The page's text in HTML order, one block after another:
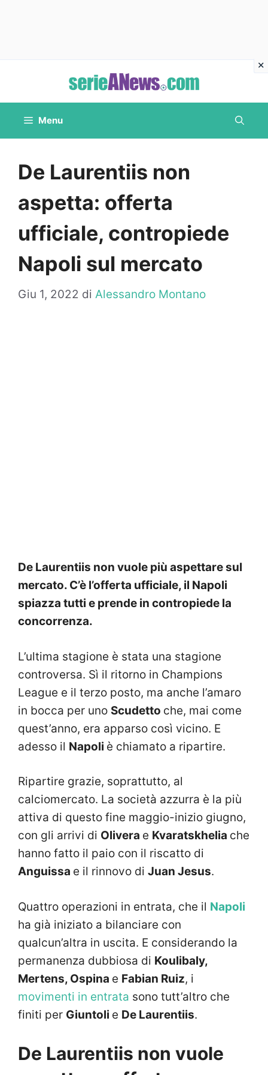
contenuto
Menu
De Laurentiis non
aspetta: offerta
ufficiale, contropiede
Napoli sul mercato
Giu 1, 2022 di Alessandro Montano
De Laurentiis non vuole più aspettare sul
mercato. C’è l’offerta ufficiale, il Napoli
spiazza tutti e prende in contropiede la
concorrenza.
L’ultima stagione è stata una stagione
controversa. Sì il ritorno in Champions
League e il terzo posto, ma anche l’amaro
in bocca per uno Scudetto che, mai come
quest’anno, era apparso così vicino. E
adesso il Napoli è chiamato a ripartire.
Ripartire grazie, soprattutto, al
calciomercato. La società azzurra è la più
attiva di questo fine maggio-inizio giugno,
con gli arrivi di Olivera e Kvaratskhelia che
hanno fatto il paio con il riscatto di
Anguissa e il rinnovo di Juan Jesus.
Quattro operazioni in entrata, che il Napoli
ha già iniziato a bilanciare con
qualcun’altra in uscita. E considerando la
permanenza dubbiosa di Koulibaly,
Mertens, Ospina e Fabian Ruiz, i
movimenti in entrata sono tutt’altro che
finiti per Giuntoli e De Laurentiis.
De Laurentiis non vuole